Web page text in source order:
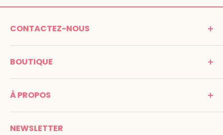
CONTACTEZ-NOUS
MONTESSORI SPIRIT
Promenade Jean Dalba
Tél : 05 53 61 21 26
Email :info@montessori-spirit.com
BOUTIQUE
C G V
Mentions légales
Paiement
Livraison
À PROPOS
Montessori Spirit
Maria Montessori
NEWSLETTER